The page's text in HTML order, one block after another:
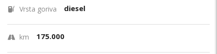
Vrsta goriva diesel
km 175.000